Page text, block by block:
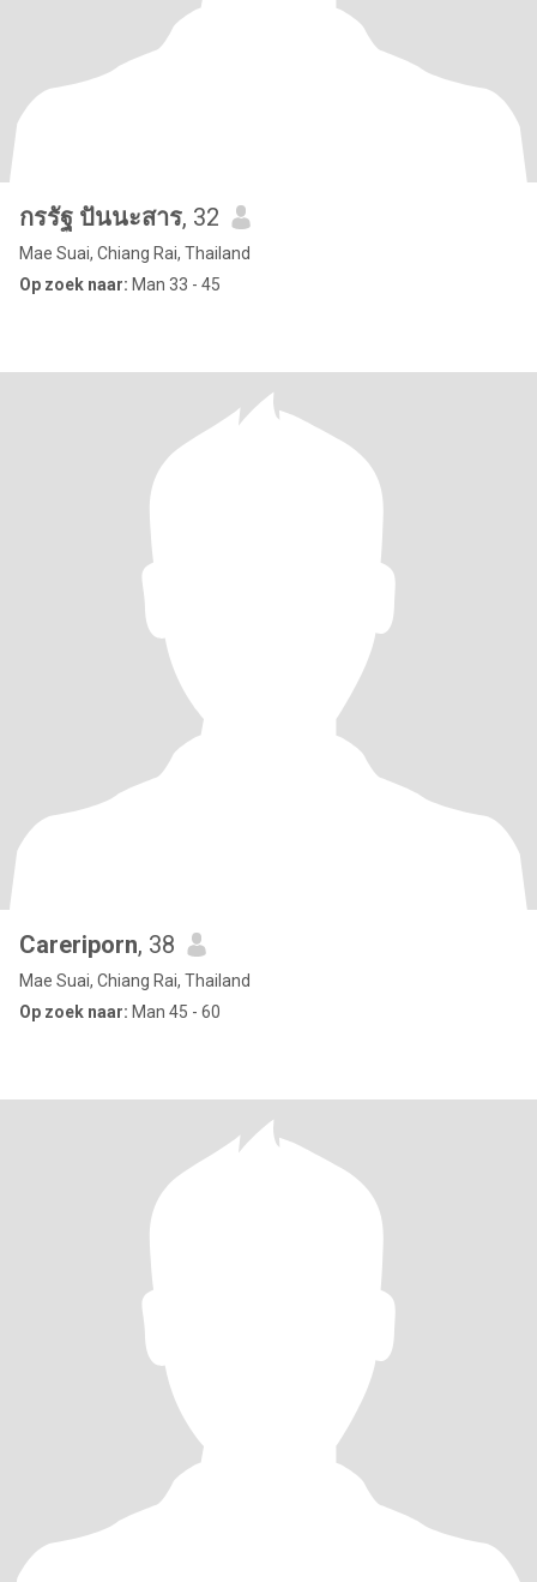
กรรัฐ ปันนะสาร, 32
Mae Suai, Chiang Rai, Thailand
Op zoek naar: Man 33 - 45
Careriporn, 38
Mae Suai, Chiang Rai, Thailand
Op zoek naar: Man 45 - 60